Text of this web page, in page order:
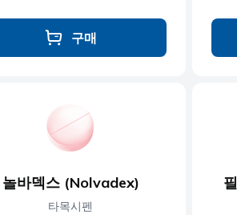
구매
놀바덱스 (Nolvadex)
타목시펜